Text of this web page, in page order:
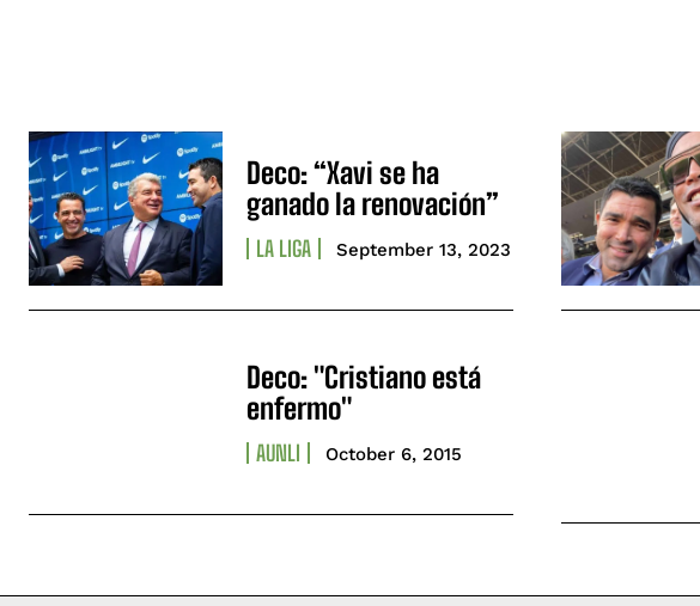
Deco: “Xavi se ha
ganado la renovación”
LA LIGA September 13, 2023
Deco: "Cristiano está
enfermo"
AUNLI October 6, 2015